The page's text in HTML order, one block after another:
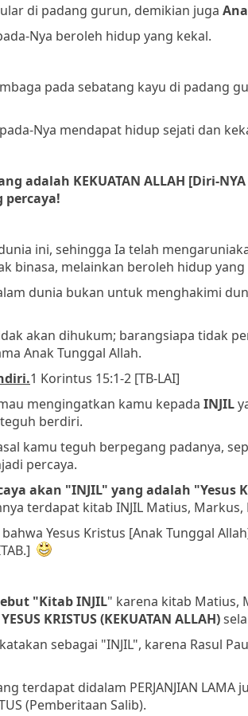
di padang gurun, demikian juga
Nya beroleh hidup yang kekal.
pada sebatang kayu di padang
Nya mendapat hidup sejati dan
adalah KEKUATAN ALLAH [Diri-NYA
percaya!
ini, sehingga Ia telah
binasa, melainkan beroleh hidup yang
dunia bukan untuk menghakimi
akan dihukum; barangsiapa tidak
Anak Tunggal Allah.
1 Korintus 15:1-2 [TB-LAI]
mengingatkan kamu kepada INJIL
berdiri.
kamu teguh berpegang padanya,
percaya.
akan "INJIL" yang adalah "Yesus
terdapat kitab INJIL Matius, Markus,
Yesus Kristus [Anak Tunggal
"Kitab INJIL" karena kitab Matius,
KRISTUS (KEKUATAN ALLAH)
sebagai "INJIL", karena Rasul
terdapat didalam PERJANJIAN LAMA
(Pemberitaan Salib).